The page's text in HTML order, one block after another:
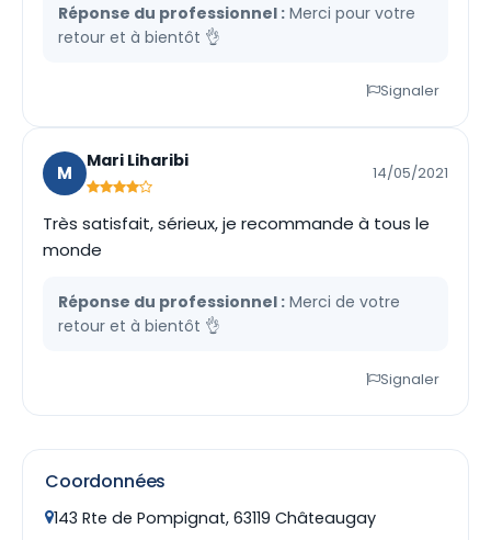
Réponse du professionnel : Merci pour votre
retour et à bientôt 👌
Signaler
M
Mari Liharibi
14/05/2021
Très satisfait, sérieux, je recommande à tous le
monde
Réponse du professionnel : Merci de votre
retour et à bientôt 👌
Signaler
Coordonnées
143 Rte de Pompignat, 63119 Châteaugay